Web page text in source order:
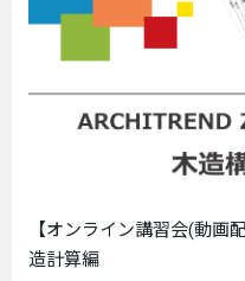
【オンライン講習会(動画
造計算編